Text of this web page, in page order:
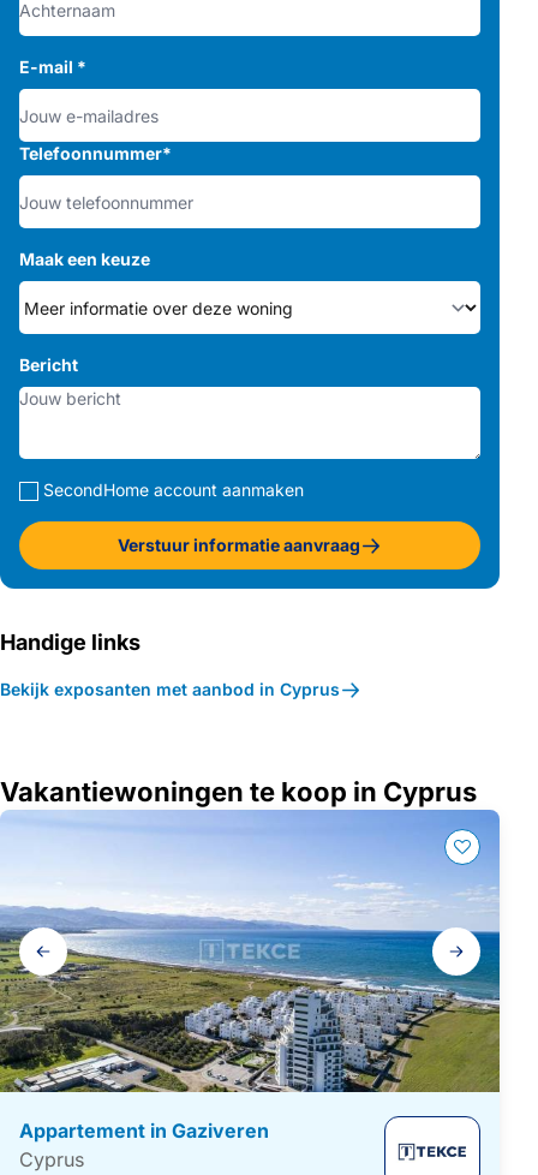
E-mail *
Telefoonnummer*
Maak een keuze
Bericht
SecondHome account aanmaken
Verstuur informatie aanvraag
Handige links
Bekijk exposanten met aanbod in Cyprus
Vakantiewoningen te koop in Cyprus
Galerij
navigatie
Appartement in Gaziveren
Cyprus